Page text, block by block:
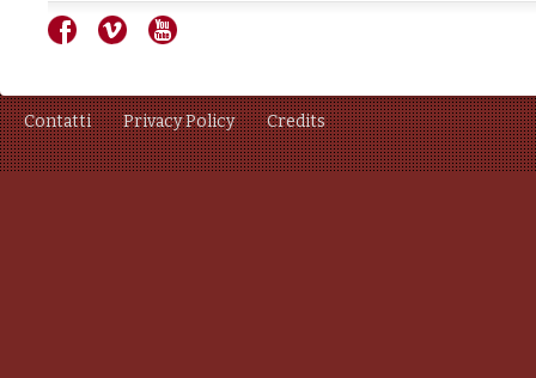
Contatti Privacy Policy Credits